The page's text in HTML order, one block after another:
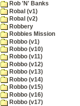
Rob 'N' Banks
Robal (v1)
Robal (v2)
Robbery
Robbies Mission
Robbo (v1)
Robbo (v10)
Robbo (v11)
Robbo (v12)
Robbo (v13)
Robbo (v14)
Robbo (v15)
Robbo (v16)
Robbo (v17)